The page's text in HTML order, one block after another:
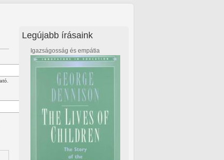
Legújabb írásaink
Igazságosság és empátia